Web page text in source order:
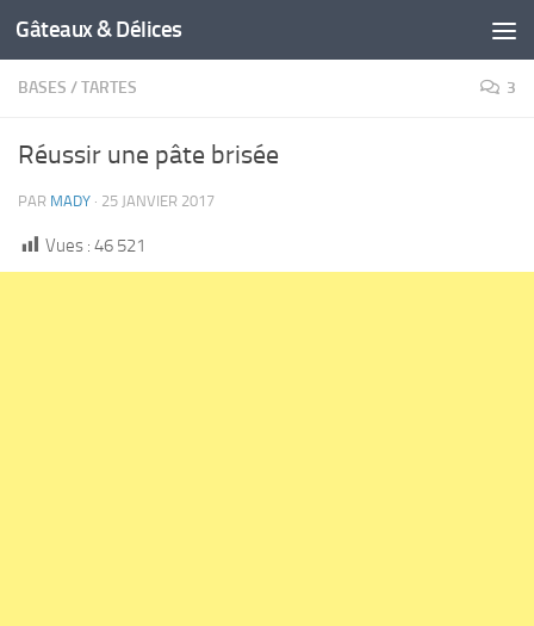
Gâteaux & Délices
BASES /TARTES 3
Réussir une pâte brisée
PAR MADY · 25 JANVIER 2017
Vues : 46 521